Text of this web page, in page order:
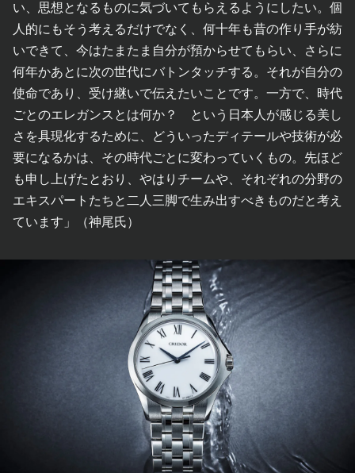
い、思想となるものに気づいてもらえるようにしたい。個
人的にもそう考えるだけでなく、何十年も昔の作り手が紡
いできて、今はたまたま自分が預からせてもらい、さらに
何年かあとに次の世代にバトンタッチする。それが自分の
使命であり、受け継いで伝えたいことです。一方で、時代
ごとのエレガンスとは何か？ という日本人が感じる美し
さを具現化するために、どういったディテールや技術が必
要になるかは、その時代ごとに変わっていくもの。先ほど
も申し上げたとおり、やはりチームや、それぞれの分野の
エキスパートたちと二人三脚で生み出すべきものだと考え
ています」（神尾氏）